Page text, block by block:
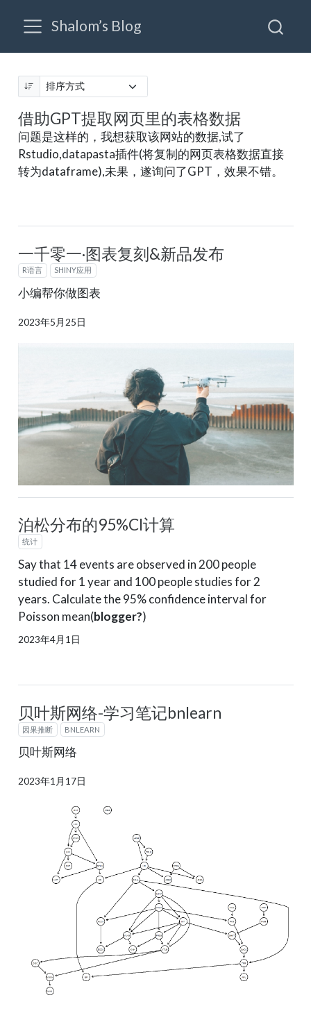
Shalom’s Blog
借助GPT提取网页里的表格数据
问题是这样的，我想获取该网站的数据,试了
Rstudio,datapasta插件(将复制的网页表格数据直接
转为dataframe),未果，遂询问了GPT，效果不错。
一千零一·图表复刻&新品发布
R语言 SHINY应用
小编帮你做图表
2023年5月25日
泊松分布的95%CI计算
统计
Say that 14 events are observed in 200 people
studied for 1 year and 100 people studies for 2
years. Calculate the 95% confidence interval for
Poisson mean(blogger?)
2023年4月1日
贝叶斯网络-学习笔记bnlearn
因果推断 BNLEARN
贝叶斯网络
2023年1月17日